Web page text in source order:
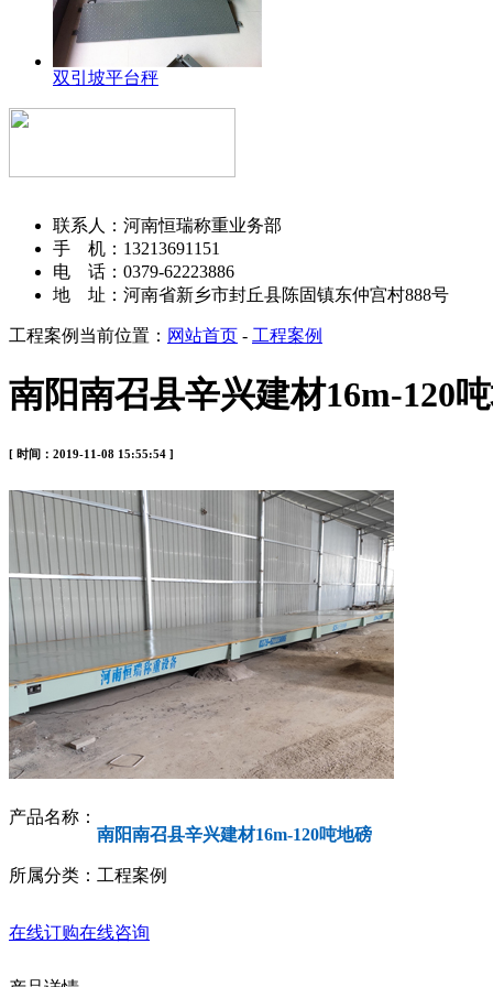
双引坡平台秤
联系人：河南恒瑞称重业务部
手 机：13213691151
电 话：0379-62223886
地 址：河南省新乡市封丘县陈固镇东仲宫村888号
工程案例 当前位置： 网站首页 - 工程案例
南阳南召县辛兴建材16m-120
[ 时间：2019-11-08 15:55:54 ]
产品名称：
南阳南召县辛兴建材16m-120吨地磅
所属分类：工程案例
在线订购在线咨询